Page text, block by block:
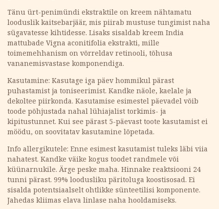
Tänu ürt-penimündi ekstraktile on kreem nähtamatu
looduslik kaitsebarjäär, mis piirab mustuse tungimist naha
sügavatesse kihtidesse. Lisaks sisaldab kreem India
mattubade Vigna aconitifolia ekstrakti, mille
toimemehhanism on võrreldav retinooli, tõhusa
vananemisvastase komponendiga.
Kasutamine: Kasutage iga päev hommikul pärast
puhastamist ja toniseerimist. Kandke näole, kaelale ja
dekoltee piirkonda. Kasutamise esimestel päevadel võib
toode põhjustada nahal lühiajalist torkimis- ja
kipitustunnet. Kui see pärast 5-päevast toote kasutamist ei
möödu, on soovitatav kasutamine lõpetada.
Info allergikutele: Enne esimest kasutamist tuleks läbi viia
nahatest. Kandke väike kogus toodet randmele või
küünarnukile. Ärge peske maha. Hinnake reaktsiooni 24
tunni pärast. 99% loodusliku päritoluga koostisosad. Ei
sisalda potentsiaalselt ohtlikke sünteetilisi komponente.
Jahedas kliimas elava linlase naha hooldamiseks.